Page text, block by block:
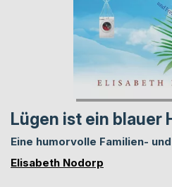
Lügen ist ein blauer
Eine humorvolle Familien-
Elisabeth Nodorp